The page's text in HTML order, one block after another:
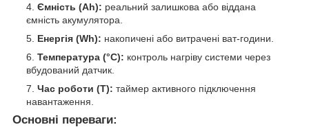
Ємність (Ah): реальний залишкова або віддана
ємність акумулятора.
Енергія (Wh): накопичені або витрачені ват-години.
Температура (°C): контроль нагріву системи через
вбудований датчик.
Час роботи (T): таймер активного підключення
навантаження.
Основні переваги: